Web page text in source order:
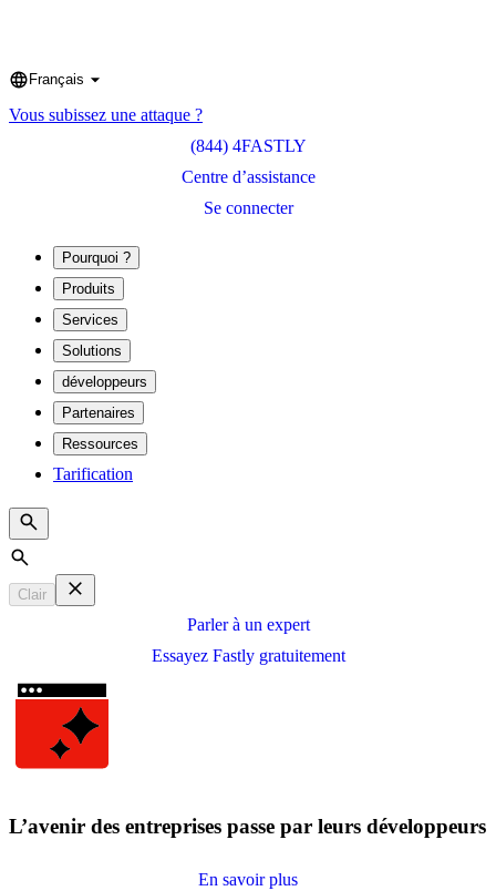
Language
Français
Vous subissez une attaque ?
(844) 4FASTLY
Centre d’assistance
Se connecter
Pourquoi ?
Produits
Services
Solutions
développeurs
Partenaires
Ressources
Tarification
Search
Clair
Parler à un expert
Essayez Fastly gratuitement
L’avenir des entreprises passe par leurs développeurs
En savoir plus